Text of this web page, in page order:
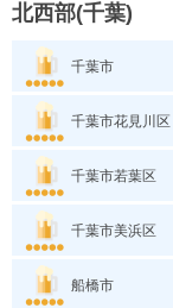
北西部(千葉)
千葉市
千葉市花見川区
千葉市若葉区
千葉市美浜区
船橋市